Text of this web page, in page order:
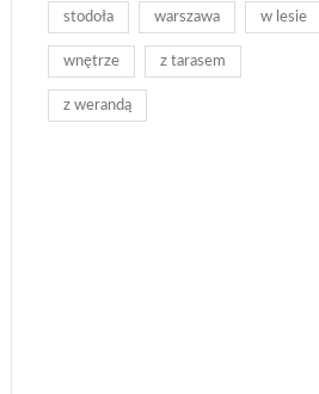
stodoła warszawa w lesie
wnętrze z tarasem
z werandą